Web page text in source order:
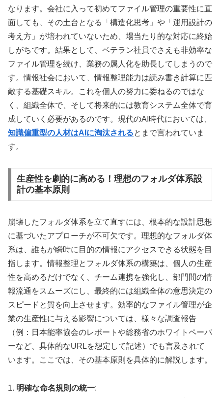
なります。会社に入って初めてファイル管理の重要性に直
面しても、その土台となる「構造化思考」や「運用設計の
考え方」が培われていないため、場当たり的な対応に終始
しがちです。結果として、ベテラン社員でさえも非効率な
ファイル管理を続け、業務の属人化を助長してしまうので
す。情報社会において、情報整理能力は読み書き計算に匹
敵する基礎スキル。これを個人の努力に委ねるのではな
く、組織全体で、そして将来的には教育システム全体で育
成していく必要があるのです。現代のAI時代においては、
知識偏重型の人材はAIに淘汰されるとまで言われていま
す。
生産性を劇的に高める！理想のフォルダ体系設
計の基本原則
崩壊したフォルダ体系を立て直すには、根本的な設計思想
に基づいたアプローチが不可欠です。理想的なフォルダ体
系は、誰もが瞬時に目的の情報にアクセスできる状態を目
指します。情報整理とフォルダ体系の構築は、個人の生産
性を高めるだけでなく、チーム連携を強化し、部門間の情
報流通をスムーズにし、最終的には組織全体の意思決定の
スピードと質を向上させます。効率的なファイル管理が企
業の生産性に与える影響については、様々な調査報告
（例：日本能率協会のレポートや総務省のホワイトペーパ
ーなど、具体的なURLを想定して記述）でも言及されて
います。ここでは、その基本原則を具体的に解説します。
1. 明確な命名規則の統一: